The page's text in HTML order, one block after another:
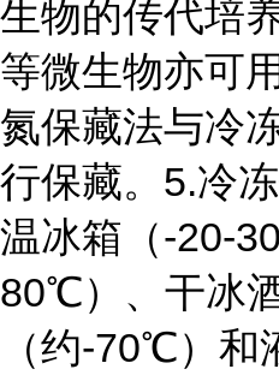
生物的传代培
等微生物亦可
氮保藏法与冷
行保藏。 5.冷
温冰箱（-20-
80℃）、干冰
（约-70℃）和